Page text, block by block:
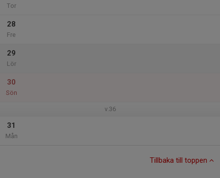
Tor
28
Fre
29
Lör
30
Sön
v.36
31
Mån
Tillbaka till toppen